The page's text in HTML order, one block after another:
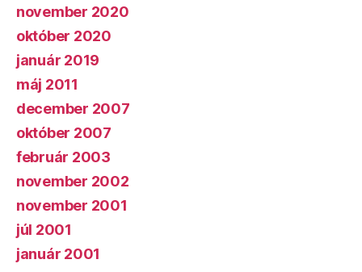
november 2020
október 2020
január 2019
máj 2011
december 2007
október 2007
február 2003
november 2002
november 2001
júl 2001
január 2001